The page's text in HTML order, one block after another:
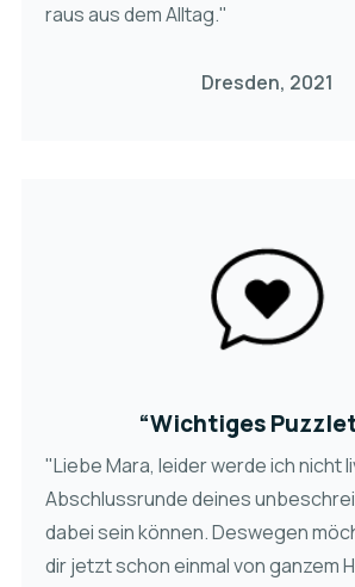
raus aus dem Alltag."
Dresden, 2021
“Wichtiges
"Liebe Mara, leider werde ich nicht
Abschlussrunde deines
dabei sein können. Deswegen
dir jetzt schon einmal von ganzem